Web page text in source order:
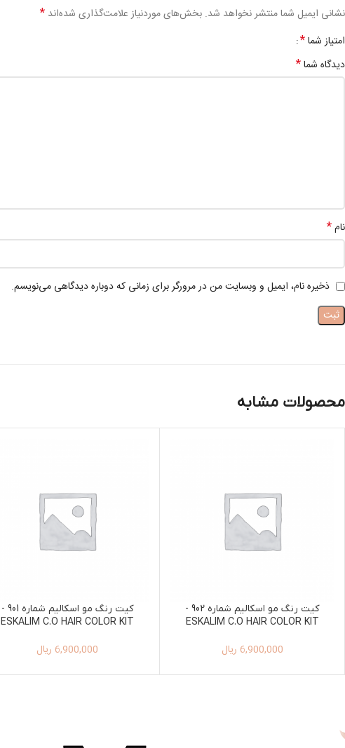
نشانی ایمیل شما منتشر نخواهد شد. بخش‌های موردنیاز علامت‌گذاری شده‌اند *
امتیاز شما*
دیدگاه شما*
نام*
ذخیره نام، ایمیل و وبسایت من در مرورگر برای زمانی که دوباره دیدگاهی می‌نویسم.
محصولات مشابه
کیت رنگ مو اسکالیم شماره 902 -
ESKALIM C.O HAIR COLOR KIT
6,900,000 ریال
کیت رنگ مو اسکالیم شماره 901 -
ESKALIM C.O HAIR COLOR KIT
6,900,000 ریال